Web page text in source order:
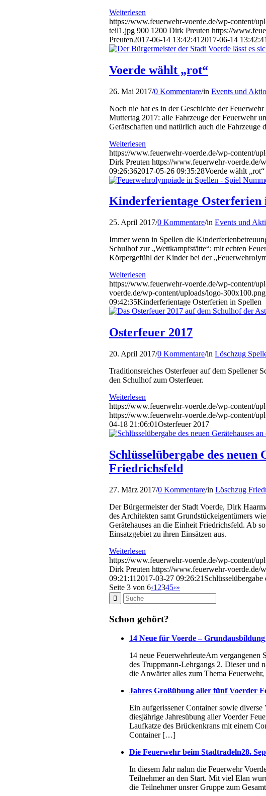
Weiterlesen
https://www.feuerwehr-voerde.de/wp-content/
teil1.jpg 900 1200 Dirk Preuten https://
Preuten2017-06-14 13:42:41 2017-06-14 13:42:41
Voerde wählt „rot“
26. Mai 2017/0 Kommentare/in Events und
Noch nie hat es in der Geschichte der
Muttertag 2017: alle Fahrzeuge der Feuerwehr
Gerätschaften und natürlich auch die Fahrzeuge
Weiterlesen
https://www.feuerwehr-voerde.de/wp-content/
Dirk Preuten https://www.feuerwehr-voerde.de/
09:26:362017-05-26 09:35:28Voerde wählt „rot“
Kinderferientage Osterferien
25. April 2017/0 Kommentare/in Events und
Immer wenn in Spellen die
Schulhof zur „Wettkampfstätte“: mit echten
Körpergefühl der Kinder bei der
Weiterlesen
https://www.feuerwehr-voerde.de/wp-content/
voerde.de/wp-content/uploads/logo-300x100.png
09:42:35Kinderferientage Osterferien in Spellen
Osterfeuer 2017
20. April 2017/0 Kommentare/in Löschzug
Traditionsreiches Osterfeuer auf dem Spellener
den Schulhof zum Osterfeuer.
Weiterlesen
https://www.feuerwehr-voerde.de/wp-content/
https://www.feuerwehr-voerde.de/wp-content/
04-18 21:06:01Osterfeuer 2017
Schlüsselübergabe des
Friedrichsfeld
27. März 2017/0 Kommentare/in Löschzug
Der Bürgermeister der Stadt Voerde, Dirk
des Architekten samt Grundstückeigentümers
Gerätehauses an die Einheit Friedrichsfeld. Ab
Einsatzgebiet zu ihren Einsätzen aus.
Weiterlesen
https://www.feuerwehr-voerde.de/wp-content/
Dirk Preuten https://www.feuerwehr-voerde.de/
09:21:11 2017-03-27 09:26:21
Seite 3 von 6‹1 2345›»
Schon gehört?
14 Neue für Voerde – Grundausbildung
14 neue FeuerwehrleuteAm vergangenen
des Truppmann-Lehrgangs 2. Dieser und
die Anwärter alles zum Thema
Jahres Großübung aller fünf Voerder
Ein aufgerissener Container sowie
diesjährige Jahresübung aller Voerder
Laufkatze des Brückenkrans mit einem
Container […]
Die Feuerwehr beim Stadtradeln28.
In diesem Jahr nahm die Feuerwehr
Teilnehmer an den Start. Mit viel Elan
die Teilnehmer unsrer Gruppe zum